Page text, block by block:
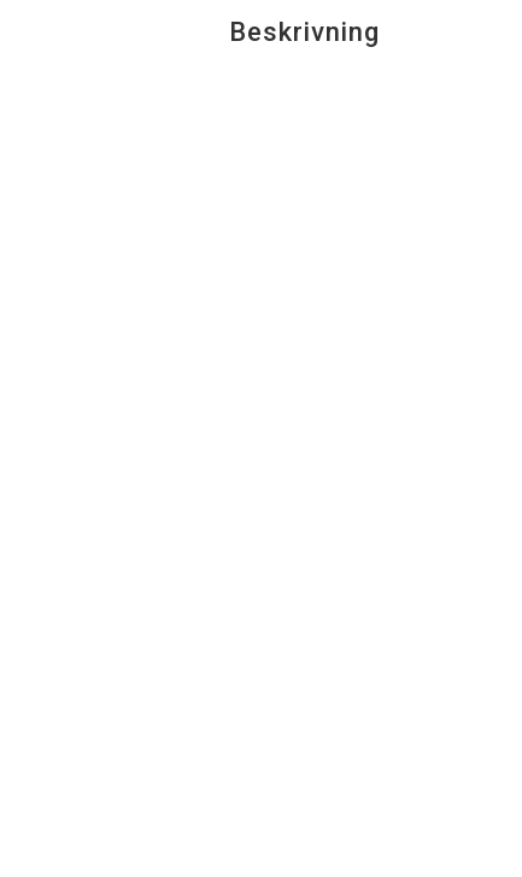
Beskrivning